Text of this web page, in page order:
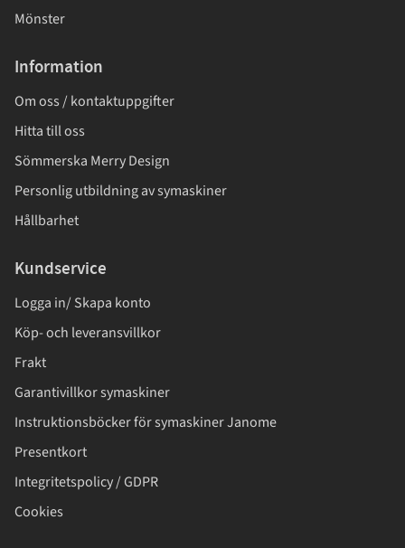
Mönster
Information
Om oss / kontaktuppgifter
Hitta till oss
Sömmerska Merry Design
Personlig utbildning av symaskiner
Hållbarhet
Kundservice
Logga in/ Skapa konto
Köp- och leveransvillkor
Frakt
Garantivillkor symaskiner
Instruktionsböcker för symaskiner Janome
Presentkort
Integritetspolicy / GDPR
Cookies